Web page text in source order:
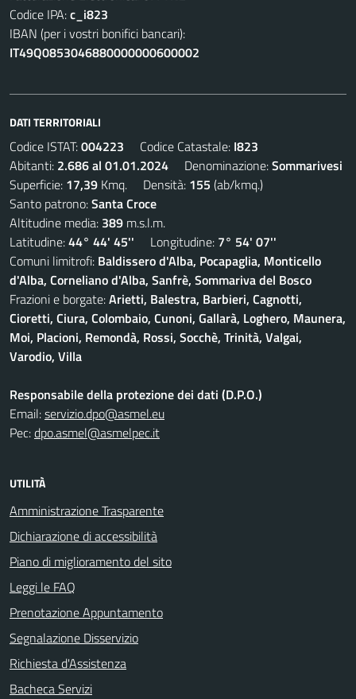
Codice IPA:c_i823
IBAN (per i vostri bonifici bancari):
IT49Q0853046880000000600002
DATI TERRITORIALI
Codice ISTAT:004223 Codice Catastale: I823
Abitanti: 2.686 al 01.01.2024 Denominazione:Sommarivesi
Superficie: 17,39 Kmq. Densità: 155 (ab/kmq.)
Santo patrono:Santa Croce
Altitudine media: 389 m.s.l.m.
Latitudine:44° 44' 45'' Longitudine: 7° 54' 07''
Comuni limitrofi: Baldissero d'Alba, Pocapaglia, Monticello
d'Alba, Corneliano d'Alba, Sanfrè, Sommariva del Bosco
Frazioni e borgate:Arietti, Balestra, Barbieri, Cagnotti,
Cioretti, Ciura, Colombaio, Cunoni, Gallarà, Loghero, Maunera,
Moi, Placioni, Remondà, Rossi, Socchè, Trinità, Valgai,
Varodio, Villa
Responsabile della protezione dei dati (D.P.O.)
Email:servizio.dpo@asmel.eu
Pec:dpo.asmel@asmelpec.it
UTILITÀ
Amministrazione Trasparente
Dichiarazione di accessibilità
Piano di miglioramento del sito
Leggi le FAQ
Prenotazione Appuntamento
Segnalazione Disservizio
Richiesta d'Assistenza
Bacheca Servizi